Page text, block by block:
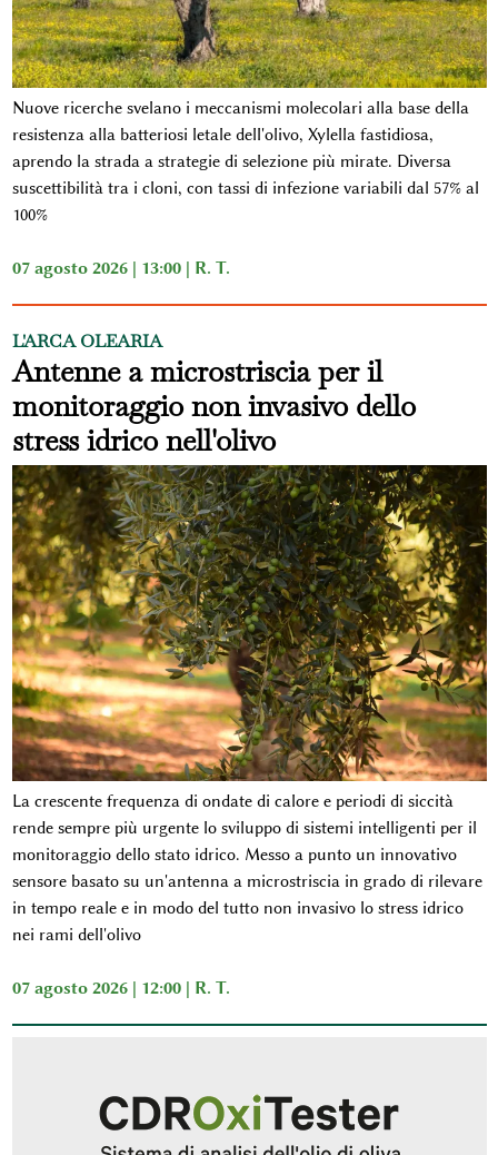
Nuove ricerche svelano i meccanismi molecolari alla base della
resistenza alla batteriosi letale dell'olivo, Xylella fastidiosa,
aprendo la strada a strategie di selezione più mirate. Diversa
suscettibilità tra i cloni, con tassi di infezione variabili dal 57% al
100%
07 agosto 2026 | 13:00 | R. T.
L'ARCA OLEARIA
Antenne a microstriscia per il
monitoraggio non invasivo dello
stress idrico nell'olivo
La crescente frequenza di ondate di calore e periodi di siccità
rende sempre più urgente lo sviluppo di sistemi intelligenti per il
monitoraggio dello stato idrico. Messo a punto un innovativo
sensore basato su un'antenna a microstriscia in grado di rilevare
in tempo reale e in modo del tutto non invasivo lo stress idrico
nei rami dell'olivo
07 agosto 2026 | 12:00 | R. T.